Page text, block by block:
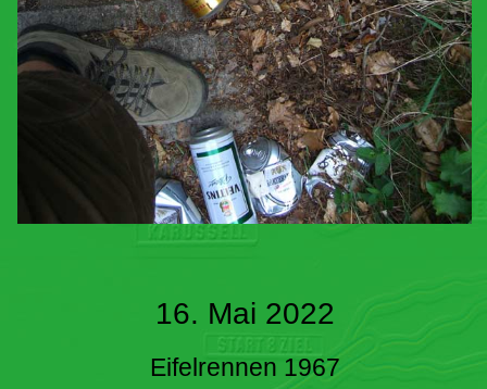
16. Mai 2022
Eifelrennen 1967